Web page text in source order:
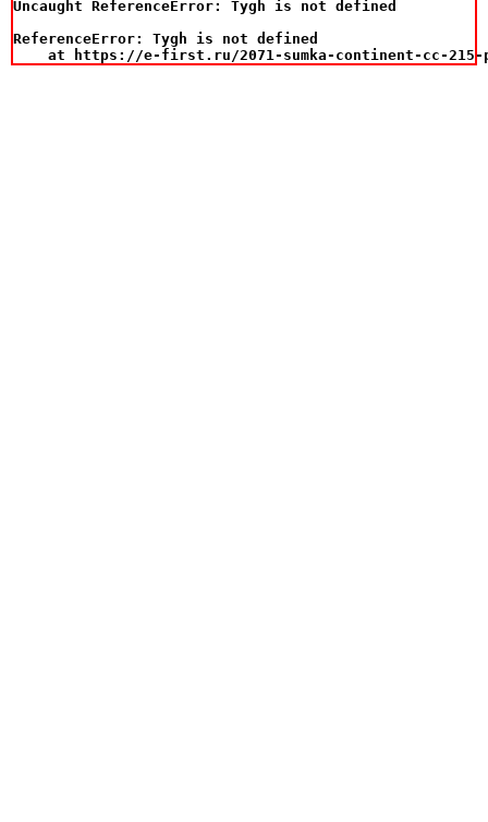
Uncaught ReferenceError: Tygh is not defined
ReferenceError: Tygh is not defined
at https://e-first.ru/2071-sumka-continent-cc-